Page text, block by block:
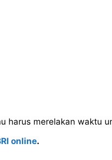
harus merelakan waktu
online.